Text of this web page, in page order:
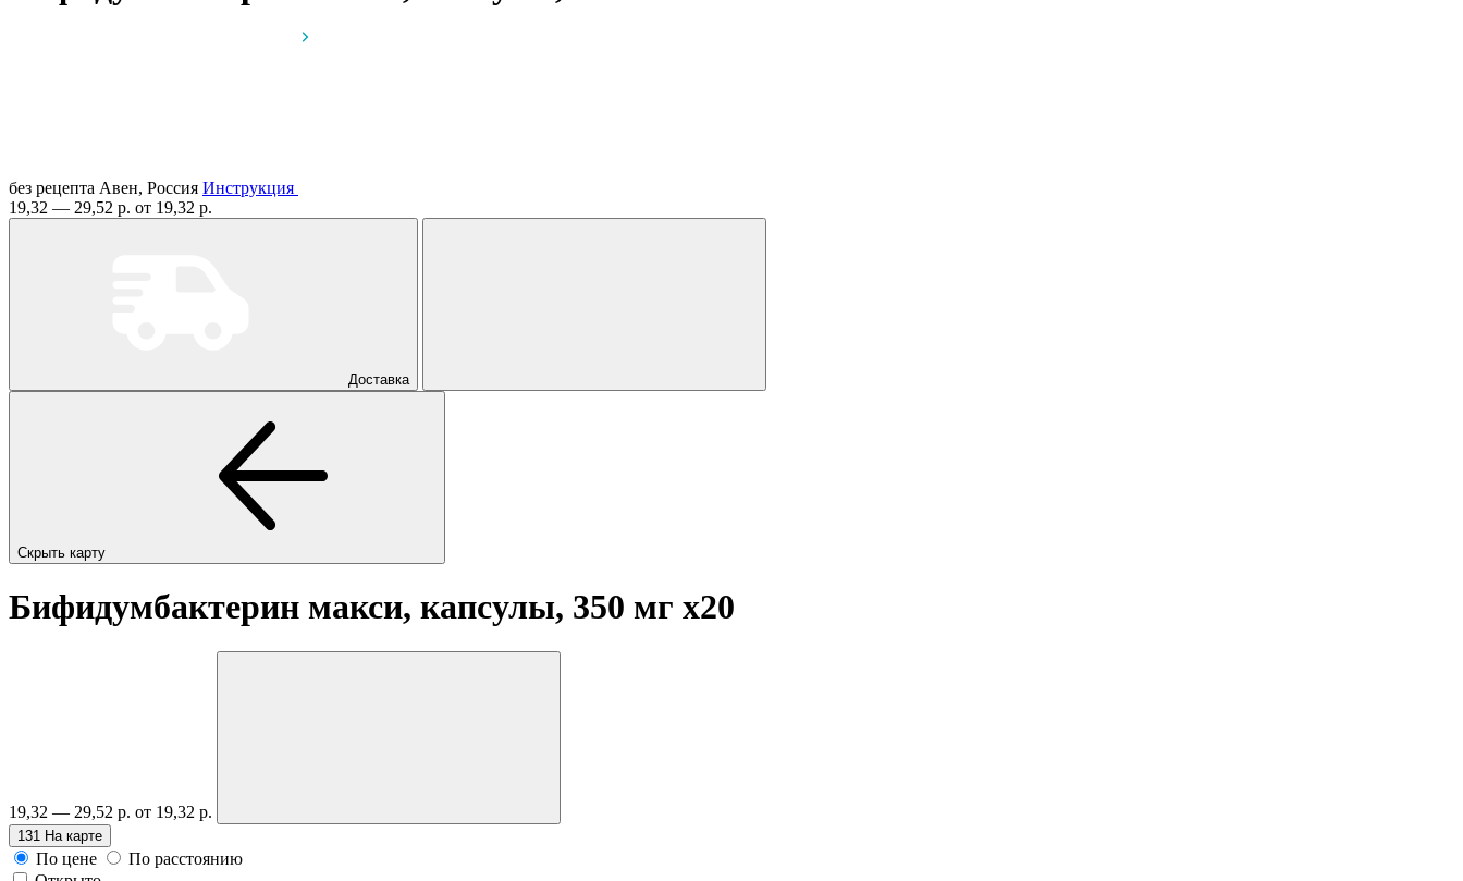
без рецепта Авен, Россия Инструкция
19,32 — 29,52 р. от 19,32 р.
Доставка
Скрыть карту
Бифидумбактерин макси, капсулы, 350 мг x20
19,32 — 29,52 р. от 19,32 р.
131 На карте
По цене
По расстоянию